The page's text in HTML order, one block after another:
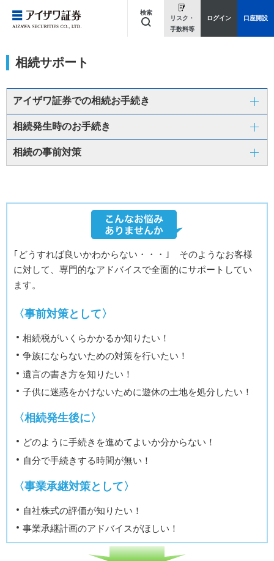
検索
キーワードを入力してください
リスク・
手数料等
ログイン 口座開設
相続サポート
アイザワ証券での相続お手続き
相続発生時のお手続き
相続の事前対策
｢どうすれば良いかわからない・・・｣ そのようなお客様
に対して、 専門的なアドバイスで全面的にサポートしてい
ます。
〈事前対策として〉
相続税がいくらかかるか知りたい！
争族にならないための対策を行いたい！
遺言の書き方を知りたい！
子供に迷惑をかけないために遊休の土地を処分したい！
〈相続発生後に〉
どのように手続きを進めてよいか分からない！
自分で手続きする時間が無い！
〈事業承継対策として〉
自社株式の評価が知りたい！
事業承継計画のアドバイスがほしい！